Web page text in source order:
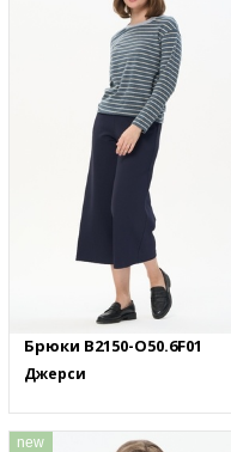
Брюки B2150-O50.6F01
Джерси
new